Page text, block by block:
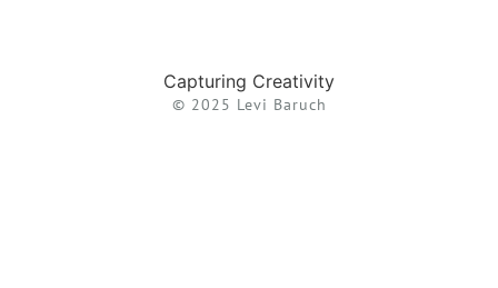
Capturing Creativity
© 2025 Levi Baruch